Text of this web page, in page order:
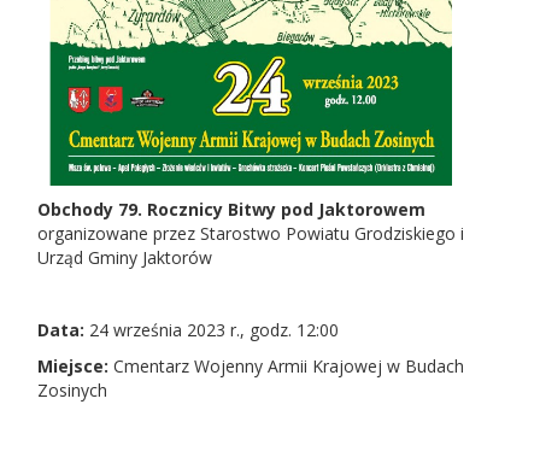
Obchody 79. Rocznicy Bitwy pod Jaktorowem
organizowane przez Starostwo Powiatu Grodziskiego i
Urząd Gminy Jaktorów
Data: 24 września 2023 r., godz. 12:00
Miejsce: Cmentarz Wojenny Armii Krajowej w Budach
Zosinych